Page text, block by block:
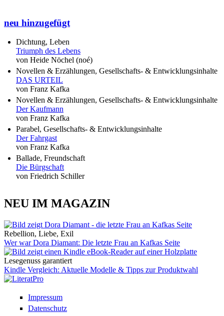
neu hinzugefügt
Dichtung, Leben
Triumph des Lebens
von Heide Nöchel (noé)
Novellen & Erzählungen, Gesellschafts- & Entwicklungsinhalte
DAS URTEIL
von Franz Kafka
Novellen & Erzählungen, Gesellschafts- & Entwicklungsinhalte
Der Kaufmann
von Franz Kafka
Parabel, Gesellschafts- & Entwicklungsinhalte
Der Fahrgast
von Franz Kafka
Ballade, Freundschaft
Die Bürgschaft
von Friedrich Schiller
NEU IM MAGAZIN
Rebellion, Liebe, Exil
Wer war Dora Diamant: Die letzte Frau an Kafkas Seite
Lesegenuss garantiert
Kindle Vergleich: Aktuelle Modelle & Tipps zur Produktwahl
Impressum
Datenschutz